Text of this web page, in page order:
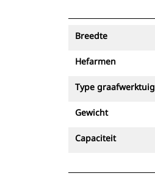
Breedte
Hefarmen
Type graafwerktuig
Gewicht
Capaciteit